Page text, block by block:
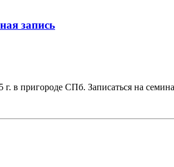
запись
г. в пригороде СПб. Записаться на